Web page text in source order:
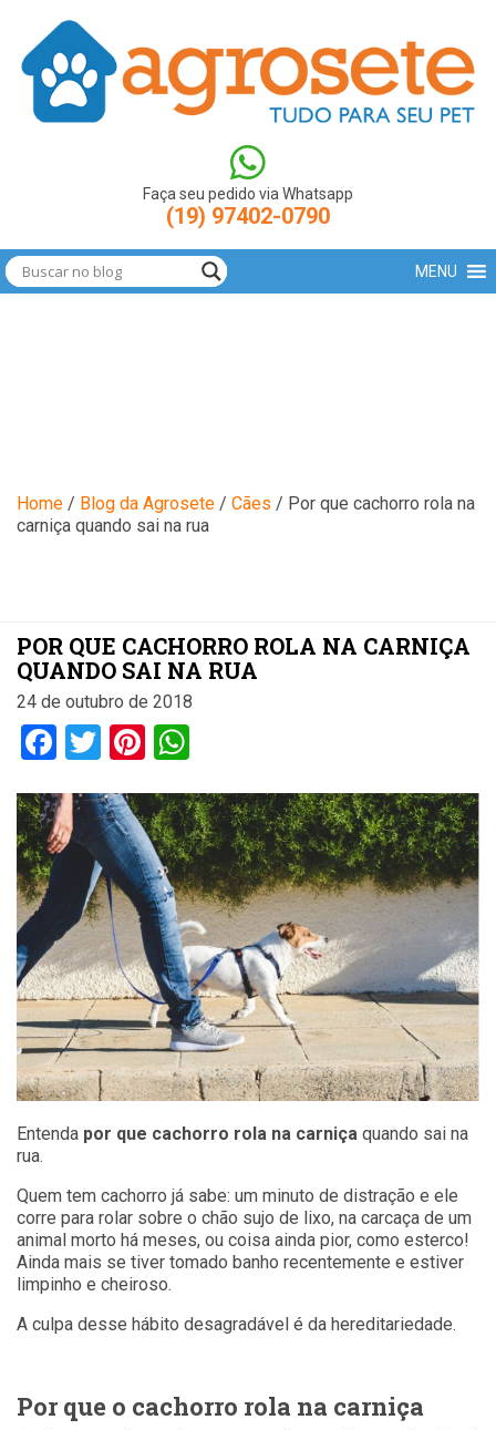
Date().getTime(),event:'gtm.js'});var
f=d.getElementsByTagName(s)[0],
j=d.createElement(s),dl=l!='dataLayer'?'&l='+l:'';j.async=true;j.src=
'https://www.googletagmanager.com/gtm.js?
id='+i+dl;f.parentNode.insertBefore(j,f); })
(window,document,'script','dataLayer','GTM-N9LBXCV');
Faça seu pedido via Whatsapp
(19) 97402-0790
MENU
Blog
Home / Blog da Agrosete / Cães / Por que cachorro rola na
carniça quando sai na rua
POR QUE CACHORRO ROLA NA CARNIÇA
QUANDO SAI NA RUA
24 de outubro de 2018
Facebook
TwitterPinterest
Entenda por que cachorro rola na carniça quando sai na
rua.
Quem tem cachorro já sabe: um minuto de distração e ele
corre para rolar sobre o chão sujo de lixo, na carcaça de um
animal morto há meses, ou coisa ainda pior, como esterco!
Ainda mais se tiver tomado banho recentemente e estiver
limpinho e cheiroso.
A culpa desse hábito desagradável é da hereditariedade.
Por que o cachorro rola na carniça